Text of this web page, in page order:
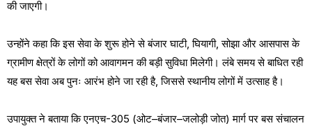
की जाएगी।
उन्होंने कहा कि इस सेवा के शुरू होने से बंजार घाटी, घियागी, सोझा और आसपास के
ग्रामीण क्षेत्रों के लोगों को आवागमन की बड़ी सुविधा मिलेगी। लंबे समय से बाधित रही
यह बस सेवा अब पुनः आरंभ होने जा रही है, जिससे स्थानीय लोगों में उत्साह है।
उपायुक्त ने बताया कि एनएच-305 (ओट–बंजार–जलोड़ी जोत) मार्ग पर बस संचालन